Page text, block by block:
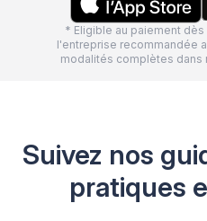
* Eligible au paiement
l'entreprise recommandée
modalités complètes dans
Suivez nos
pratiques